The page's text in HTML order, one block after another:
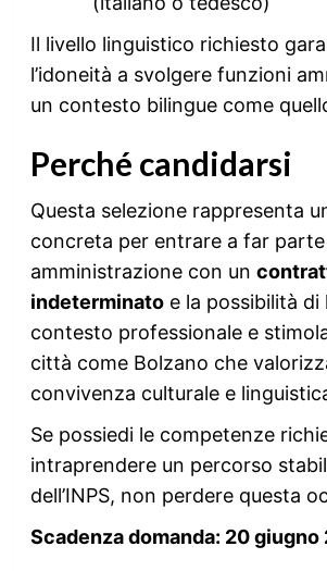
Il livello linguistico richiesto
l’idoneità a svolgere funzioni
un contesto bilingue come
Perché candidarsi
Questa selezione rappresenta
concreta per entrare a far
amministrazione con un
indeterminatoe la possibilità di
contesto professionale e
città come Bolzano che
convivenza culturale e
Se possiedi le competenze
intraprendere un percorso
dell’INPS, non perdere questa
Scadenza domanda: 20 giugno